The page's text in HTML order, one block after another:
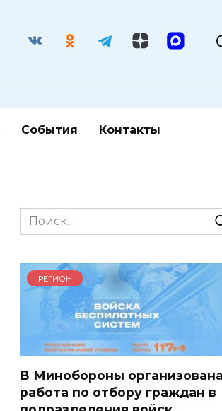
События Контакты
Search
for:
РЕГИОН
В Минобороны организована
работа по отбору граждан в